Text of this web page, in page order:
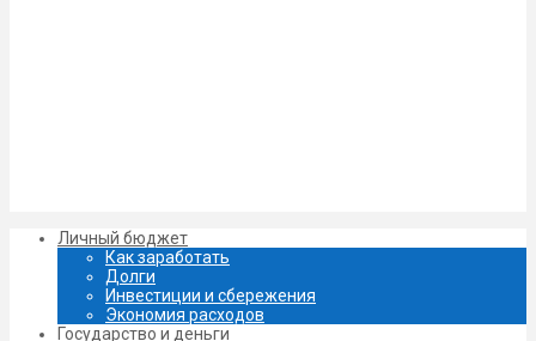
Личный бюджет
Как заработать
Долги
Инвестиции и сбережения
Экономия расходов
Государство и деньги